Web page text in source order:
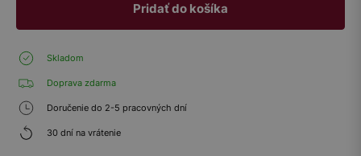
Pridať do košíka
Skladom
Doprava zdarma
Doručenie do 2-5 pracovných dní
30 dní na vrátenie